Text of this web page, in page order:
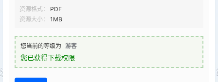
资源格式：
PDF
资源大小：
1MB
您当前的等级为 游客
您已获得下载权限